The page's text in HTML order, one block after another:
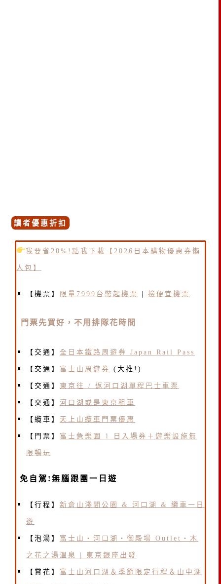
讀者優惠折扣
我要省20%!點我下載【2026日本購物優惠券懶
人包】
【機票】 限量7999台幣起機票 | 撿便宜機票
門票先買好，不用排隊花時間
【交通】 全日本鐵路周遊券 Japan Rail Pass
【交通】 富士山周遊券 (大推!)
【交通】 東京往 / 返河口湖單程巴士車票
【交通】 河口湖或是東京租車
【纜車】 天上山纜車門票優惠
【門票】 富士急樂園 1 日入場券＋遊樂設施無
限暢玩
免自駕!無腦跟團一日遊
【行程】 新倉山淺間公園 & 河口湖 & 纜車一日
遊
【泡湯】 富士山・河口湖・御殿場 Outlet・木
之花之湯溫泉 | 東京銀座出發
【賞花】 富士山河口湖＆季節限定行程＆山中湖